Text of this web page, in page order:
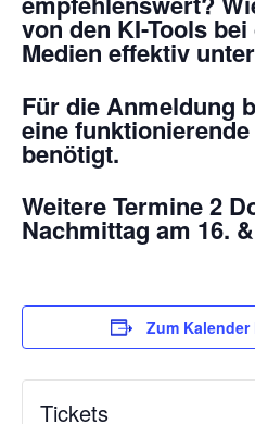
von den KI-Tools
Medien effektiv
Für die Anmeldung
eine
benötigt.
Weitere Termine 2
Nachmittag am 16.
Zum
Tickets